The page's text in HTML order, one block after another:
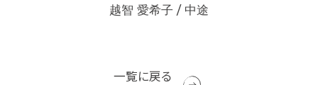
越智 愛希子 / 中途
一覧に戻る